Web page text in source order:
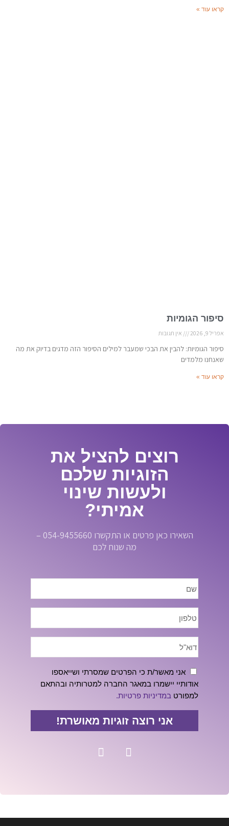
קראו עוד »
סיפור הגומיות
אפריל 9, 2026 אין תגובות
סיפור הגומיות: להבין את הבכי שמעבר למילים הסיפור הזה מדגים בדיוק את מה
שאנחנו מלמדים
קראו עוד »
רוצים להציל את
הזוגיות שלכם
ולעשות שינוי
אמיתי?
השאירו כאן פרטים או התקשרו 054-9455660 –
מה שנוח לכם
אני מאשר/ת כי הפרטים שמסרתי ושייאספו
אודותיי יישמרו במאגר החברה למטרותיה ובהתאם
למפורט במדיניות פרטיות.
אני רוצה זוגיות מאושרת!